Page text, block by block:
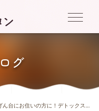
グ
台にお住いの方に！デトックスと冷え性解消！！